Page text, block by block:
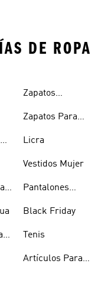
DE ROPA
Zapatos
Zapatos Para
Licra
Vestidos Mujer
Pantalones
Black Friday
Tenis
Artículos Para